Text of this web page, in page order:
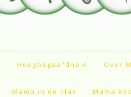
Hoogbegaafdheid Over
Mama in de klas Mama